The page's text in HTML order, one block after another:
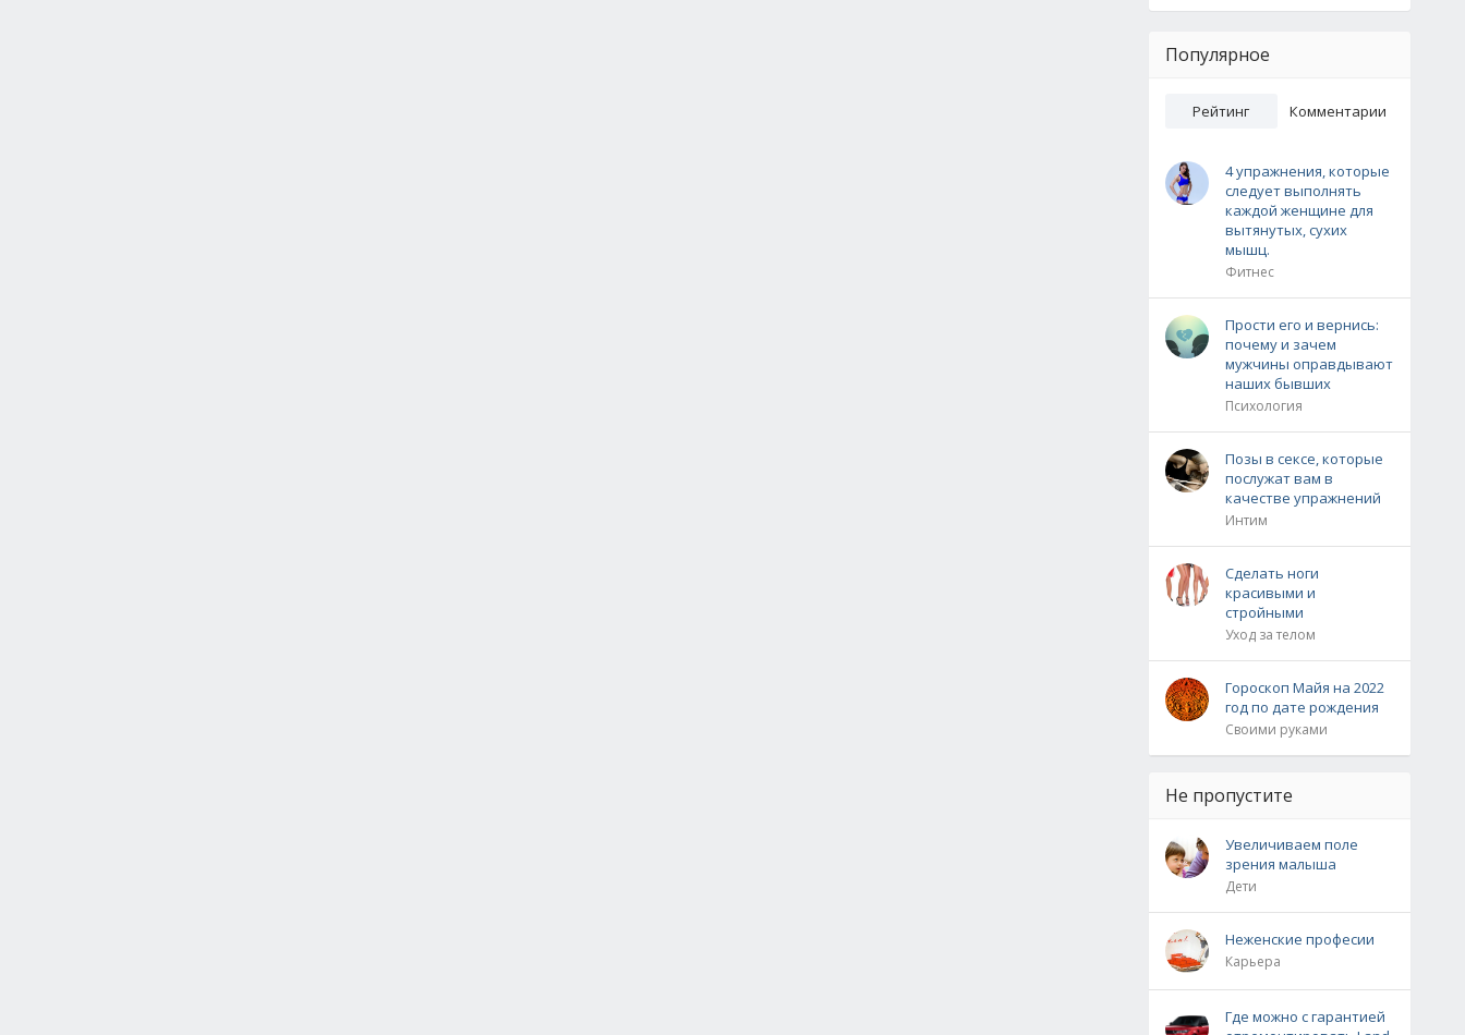
Популярное
Рейтинг Комментарии
4 упражнения, которые
следует выполнять
каждой женщине для
вытянутых, сухих
мышц.
Фитнес
Прости его и вернись:
почему и зачем
мужчины оправдывают
наших бывших
Психология
Позы в сексе, которые
послужат вам в
качестве упражнений
Интим
Сделать ноги
красивыми и
стройными
Уход за телом
Гороскоп Майя на 2022
год по дате рождения
Своими руками
Не пропустите
Увеличиваем поле
зрения малыша
Дети
Неженские професии
Карьера
Где можно с гарантией